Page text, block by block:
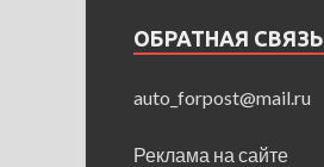
ОБРАТНАЯ СВЯЗЬ
auto_forpost@mail.ru
Реклама на сайте